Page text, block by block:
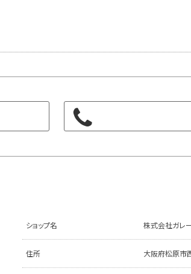
ショップ名 株式会社ガレ
住所 大阪府松原市